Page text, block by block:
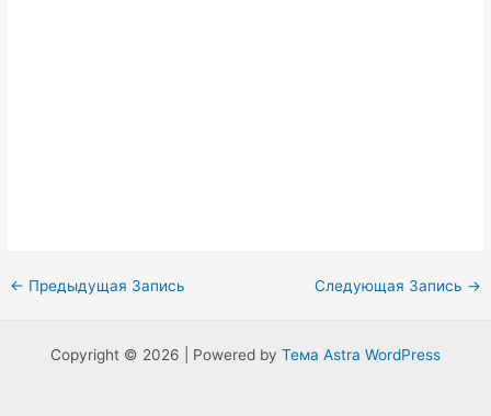
Навигация
← Предыдущая Запись Следующая Запись →
Copyright © 2026 | Powered by Тема Astra WordPress